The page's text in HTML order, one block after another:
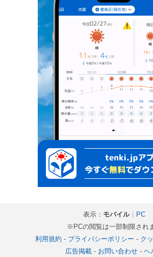
表示： モバイル｜ PC
※PCの閲覧は一部制限され
利用規約 - プライバシーポリシー - ク
広告掲載- お問い合わせ- ヘ